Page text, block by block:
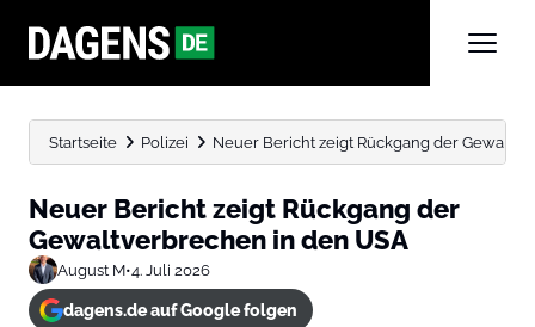
Startseite Polizei Neuer Bericht zeigt Rückgang der
Neuer Bericht zeigt Rückgang der
Gewaltverbrechen in den USA
August M•4. Juli 2026
dagens.de auf Google folgen